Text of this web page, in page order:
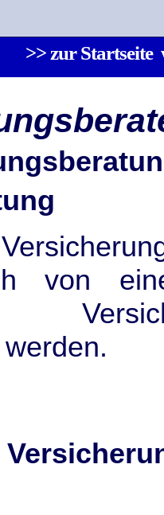
>> zur Startseite
von